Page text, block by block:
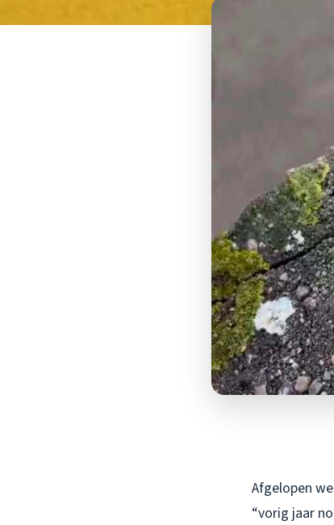
Afgelopen
“vorig jaar